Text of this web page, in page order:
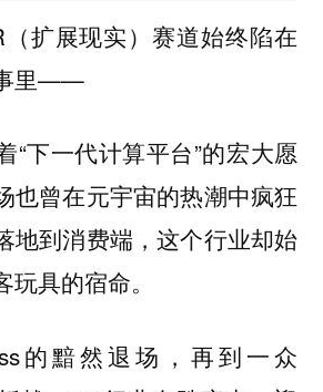
扩展现实）赛道始终陷在
里——
“下一代计算平台”的宏大愿
也曾在元宇宙的热潮中疯狂
地到消费端，这个行业却始
具的宿命。
的黯然退场，再到一众